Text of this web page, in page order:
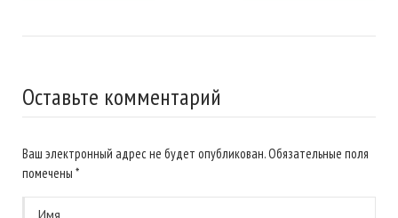
Оставьте комментарий
Ваш электронный адрес не будет опубликован. Обязательные поля
помечены *